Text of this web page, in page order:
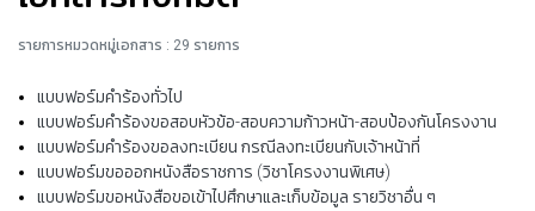
รายการหมวดหมู่เอกสาร : 29 รายการ
แบบฟอร์มคำร้องทั่วไป
แบบฟอร์มคำร้องขอสอบหัวข้อ-สอบความก้าวหน้า-สอบป้องกันโครงงาน
แบบฟอร์มคำร้องขอลงทะเบียน กรณีลงทะเบียนกับเจ้าหน้าที่
แบบฟอร์มขอออกหนังสือราชการ (วิชาโครงงานพิเศษ)
แบบฟอร์มขอหนังสือขอเข้าไปศึกษาและเก็บข้อมูล รายวิชาอื่น ๆ